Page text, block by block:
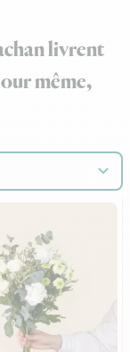
livrent
même,